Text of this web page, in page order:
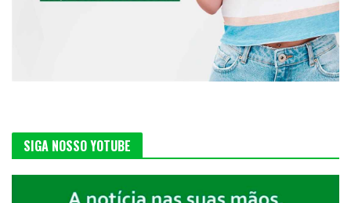
SIGA NOSSO YOTUBE